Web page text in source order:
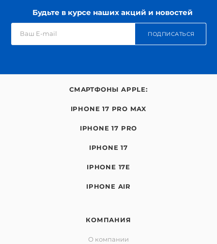
Будьте в курсе наших акций и новостей
ПОДПИСАТЬСЯ
СМАРТФОНЫ APPLE:
IPHONE 17 PRO MAX
IPHONE 17 PRO
IPHONE 17
IPHONE 17E
IPHONE AIR
КОМПАНИЯ
О компании